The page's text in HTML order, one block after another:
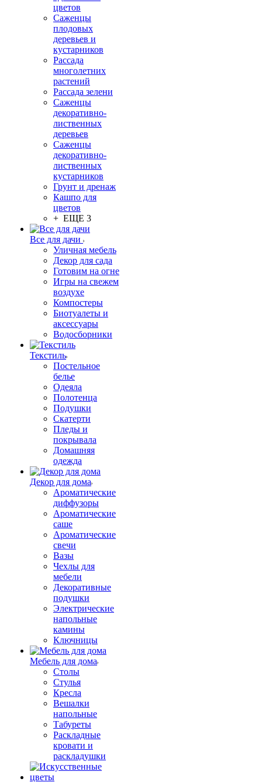
цветов
Саженцы
плодовых
деревьев и
кустарников
Рассада
многолетних
растений
Рассада зелени
Саженцы
декоративно-
лиственных
деревьев
Саженцы
декоративно-
лиственных
кустарников
Грунт и дренаж
Кашпо для
цветов
+ ЕЩЕ 3
Все для дачи
Уличная мебель
Декор для сада
Готовим на огне
Игры на свежем
воздухе
Компостеры
Биотуалеты и
аксессуары
Водосборники
Текстиль
Постельное
белье
Одеяла
Полотенца
Подушки
Скатерти
Пледы и
покрывала
Домашняя
одежда
Декор для дома
Ароматические
диффузоры
Ароматические
саше
Ароматические
свечи
Вазы
Чехлы для
мебели
Декоративные
подушки
Электрические
напольные
камины
Ключницы
Мебель для дома
Столы
Стулья
Кресла
Вешалки
напольные
Табуреты
Раскладные
кровати и
раскладушки